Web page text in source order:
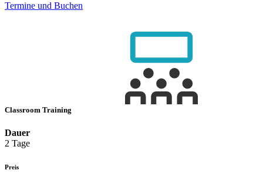
Termine und Buchen
Classroom Training
Dauer
2 Tage
Preis